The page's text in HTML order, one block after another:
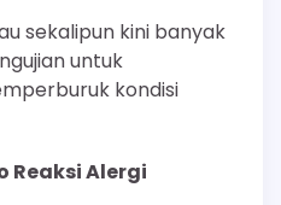
sekalipun kini banyak
untuk
kondisi
Reaksi Alergi